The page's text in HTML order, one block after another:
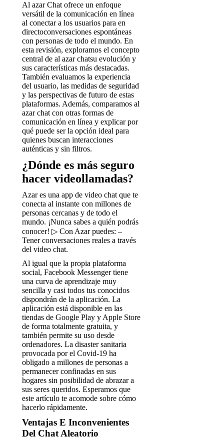
Al azar Chat ofrece un enfoque
versátil de la comunicación en línea
al conectar a los usuarios para en
directoconversaciones espontáneas
con personas de todo el mundo. En
esta revisión, exploramos el concepto
central de al azar chatsu evolución y
sus características más destacadas.
También evaluamos la experiencia
del usuario, las medidas de seguridad
y las perspectivas de futuro de estas
plataformas. Además, comparamos al
azar chat con otras formas de
comunicación en línea y explicar por
qué puede ser la opción ideal para
quienes buscan interacciones
auténticas y sin filtros.
¿Dónde es más seguro
hacer videollamadas?
Azar es una app de video chat que te
conecta al instante con millones de
personas cercanas y de todo el
mundo. ¡Nunca sabes a quién podrás
conocer! ▷ Con Azar puedes: –
Tener conversaciones reales a través
del video chat.
Al igual que la propia plataforma
social, Facebook Messenger tiene
una curva de aprendizaje muy
sencilla y casi todos tus conocidos
dispondrán de la aplicación. La
aplicación está disponible en las
tiendas de Google Play y Apple Store
de forma totalmente gratuita, y
también permite su uso desde
ordenadores. La disaster sanitaria
provocada por el Covid-19 ha
obligado a millones de personas a
permanecer confinadas en sus
hogares sin posibilidad de abrazar a
sus seres queridos. Esperamos que
este artículo te acomode sobre cómo
hacerlo rápidamente.
Ventajas E Inconvenientes
Del Chat Aleatorio